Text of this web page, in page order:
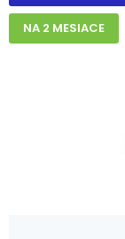
NA 2 MESIACE